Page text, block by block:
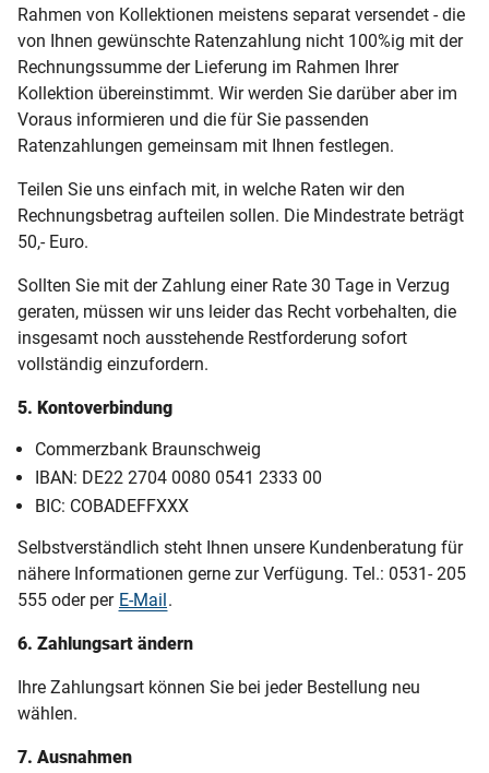
Rahmen von Kollektionen meistens separat versendet - die
von Ihnen gewünschte Ratenzahlung nicht 100%ig mit der
Rechnungssumme der Lieferung im Rahmen Ihrer
Kollektion übereinstimmt. Wir werden Sie darüber aber im
Voraus informieren und die für Sie passenden
Ratenzahlungen gemeinsam mit Ihnen festlegen.
Teilen Sie uns einfach mit, in welche Raten wir den
Rechnungsbetrag aufteilen sollen. Die Mindestrate beträgt
50,- Euro.
Sollten Sie mit der Zahlung einer Rate 30 Tage in Verzug
geraten, müssen wir uns leider das Recht vorbehalten, die
insgesamt noch ausstehende Restforderung sofort
vollständig einzufordern.
5. Kontoverbindung
Commerzbank Braunschweig
IBAN: DE22 2704 0080 0541 2333 00
BIC: COBADEFFXXX
Selbstverständlich steht Ihnen unsere Kundenberatung für
nähere Informationen gerne zur Verfügung. Tel.: 0531- 205
555 oder per E-Mail.
6. Zahlungsart ändern
Ihre Zahlungsart können Sie bei jeder Bestellung neu
wählen.
7. Ausnahmen